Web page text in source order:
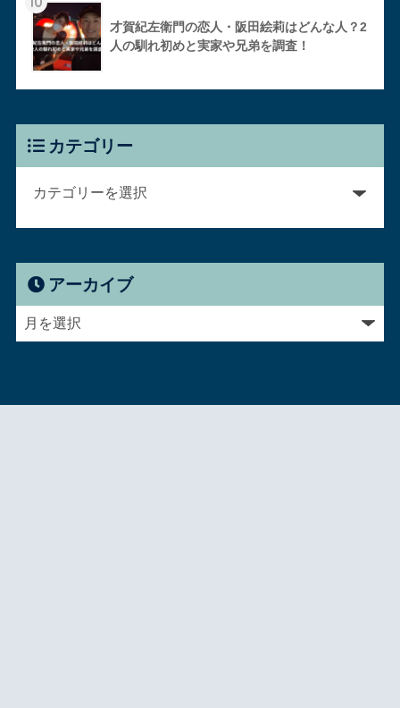
才賀紀左衛門の恋人・阪田絵莉はどんな人？2
人の馴れ初めと実家や兄弟を調査！
カテゴリー
アーカイブ